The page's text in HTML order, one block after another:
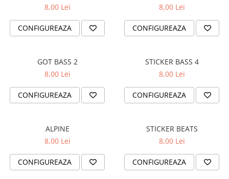
LOW STICKERS
PARASOLARE
PENTRU FETE
SETURI STICKERE
STICKERE CRĂCIUN
STICKERE CU ANIMALE
STICKERE GEAM MIC
8,00 Lei
CONFIGUREAZA
8,00 Lei
CONFIGUREAZA
GOT BASS 2
8,00 Lei
CONFIGUREAZA
STICKER BASS 4
8,00 Lei
CONFIGUREAZA
ALPINE
8,00 Lei
CONFIGUREAZA
STICKER BEATS
8,00 Lei
CONFIGUREAZA